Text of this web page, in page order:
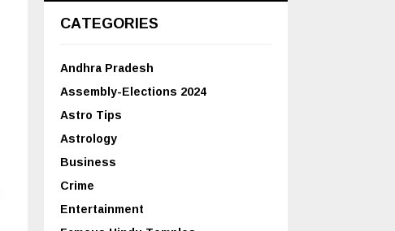
CATEGORIES
Andhra Pradesh
Assembly-Elections 2024
Astro Tips
Astrology
Business
Crime
Entertainment